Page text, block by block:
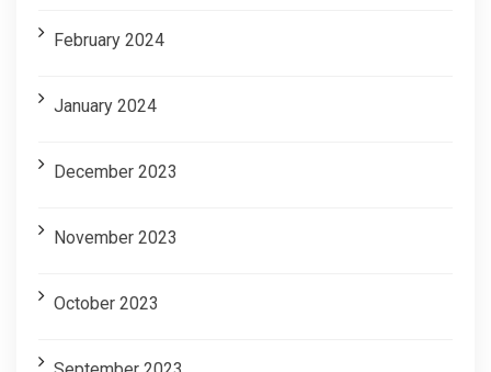
February 2024
January 2024
December 2023
November 2023
October 2023